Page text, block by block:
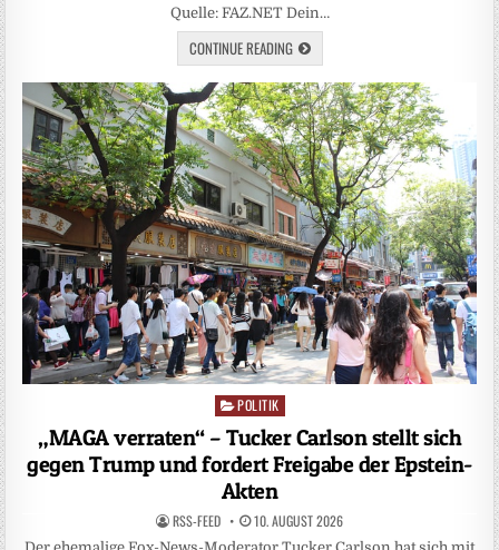
Quelle: FAZ.NET Dein…
CONTINUE READING
Posted
in
POLITIK
„MAGA verraten“ – Tucker Carlson stellt sich
gegen Trump und fordert Freigabe der Epstein-
Akten
RSS-FEED 10. AUGUST 2026